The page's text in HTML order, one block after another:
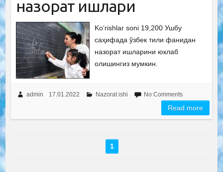
назорат ишлари
Ko‘rishlar soni 19,200 Ушбу
саҳифада ўзбек тили фанидан
назорат ишларини юклаб
олишингиз мумкин.
admin 17.01.2022 Nazorat ishi No Comments
Read more
1